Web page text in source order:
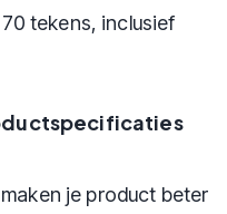
tekens, inclusief
je product beter